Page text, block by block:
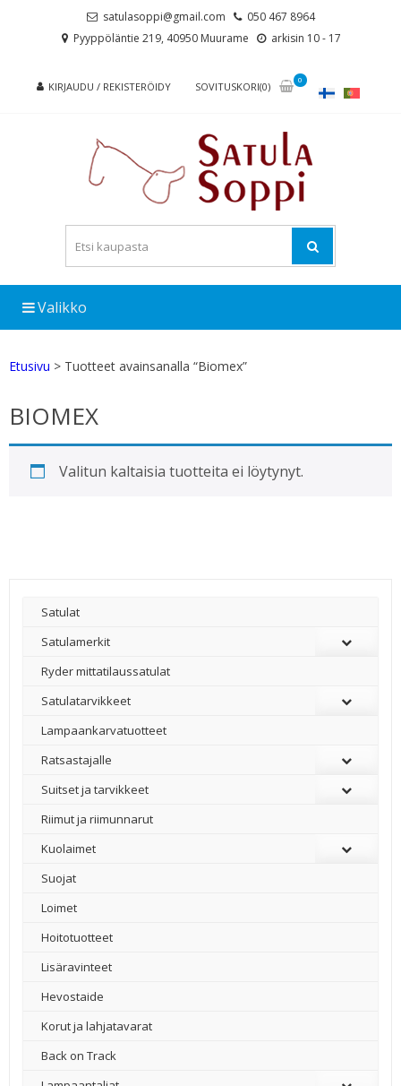
satulasoppi@gmail.com
050 467 8964
Pyyppöläntie 219, 40950 Muurame
arkisin 10 - 17
KIRJAUDU / REKISTERÖIDY SOVITUSKORI(0)
0
Valikko
Etusivu > Tuotteet avainsanalla “Biomex”
BIOMEX
Valitun kaltaisia tuotteita ei löytynyt.
Satulat
Satulamerkit
Ryder mittatilaussatulat
Satulatarvikkeet
–
Lampaankarvatuotteet
Ratsastajalle
Suitset ja tarvikkeet
Riimut ja riimunnarut
Kuolaimet
Suojat
Loimet
Hoitotuotteet
Lisäravinteet
Hevostaide
Korut ja lahjatavarat
Back on Track